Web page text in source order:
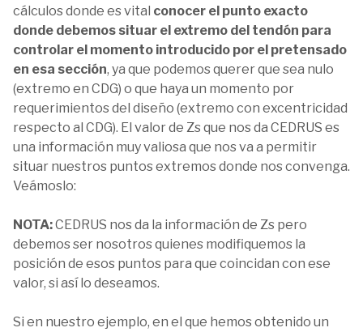
cálculos donde es vital conocer el punto exacto
donde debemos situar el extremo del tendón para
controlar el momento introducido por el pretensado
en esa sección, ya que podemos querer que sea nulo
(extremo en CDG) o que haya un momento por
requerimientos del diseño (extremo con excentricidad
respecto al CDG). El valor de Zs que nos da CEDRUS es
una información muy valiosa que nos va a permitir
situar nuestros puntos extremos donde nos convenga.
Veámoslo:
NOTA:CEDRUS nos da la información de Zs pero
debemos ser nosotros quienes modifiquemos la
posición de esos puntos para que coincidan con ese
valor, si así lo deseamos.
Si en nuestro ejemplo, en el que hemos obtenido un